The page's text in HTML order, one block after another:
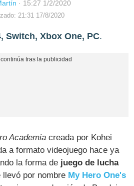
· 15:27 1/2/2020
21:31 17/8/2020
Switch, Xbox One, PC.
Academia creada por Kohei
a formato videojuego hace ya
la forma de juego de lucha
llevó por nombre My Hero One's